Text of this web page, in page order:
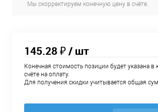
Мы скорректируем конечную цену в счёте.
145.28 ₽/ шт
Конечная стоимость позиции будет указана в
счёте на оплату.
Для получения скидки учитывается общая